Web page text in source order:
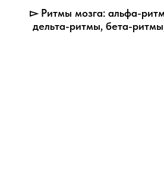
▻ Ритмы мозга: альфа-
дельта-ритмы, бета-